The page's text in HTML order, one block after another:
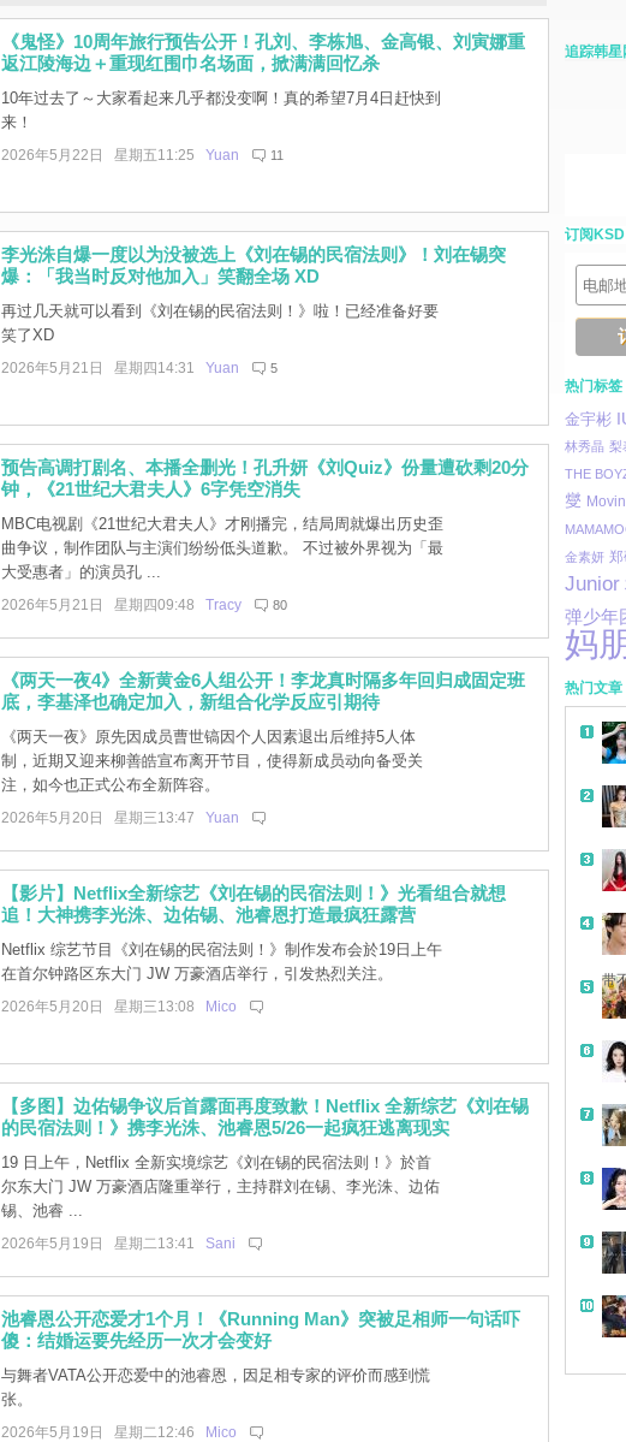
《鬼怪》10周年旅行预告公开！孔刘、李栋旭、金高银、刘寅娜重
返江陵海边＋重现红围巾名场面，掀满满回忆杀
10年过去了～大家看起来几乎都没变啊！真的希望7月4日赶快到
来！
2026年5月22日 星期五11:25 Yuan 11
李光洙自爆一度以为没被选上《刘在锡的民宿法则》！刘在锡突
爆：「我当时反对他加入」笑翻全场 XD
再过几天就可以看到《刘在锡的民宿法则！》啦！已经准备好要
笑了XD
2026年5月21日 星期四14:31 Yuan 5
预告高调打剧名、本播全删光！孔升妍《刘Quiz》份量遭砍剩20分
钟，《21世纪大君夫人》6字凭空消失
MBC电视剧《21世纪大君夫人》才刚播完，结局周就爆出历史歪
曲争议，制作团队与主演们纷纷低头道歉。 不过被外界视为「最
大受惠者」的演员孔 ...
2026年5月21日 星期四09:48 Tracy 80
《两天一夜4》全新黄金6人组公开！李龙真时隔多年回归成固定班
底，李基泽也确定加入，新组合化学反应引期待
《两天一夜》原先因成员曹世镐因个人因素退出后维持5人体
制，近期又迎来柳善皓宣布离开节目，使得新成员动向备受关
注，如今也正式公布全新阵容。
2026年5月20日 星期三13:47 Yuan
【影片】Netflix全新综艺《刘在锡的民宿法则！》光看组合就想
追！大神携李光洙、边佑锡、池睿恩打造最疯狂露营
Netflix 综艺节目《刘在锡的民宿法则！》制作发布会於19日上午
在首尔钟路区东大门 JW 万豪酒店举行，引发热烈关注。
2026年5月20日 星期三13:08 Mico
【多图】边佑锡争议后首露面再度致歉！Netflix 全新综艺《刘在锡
的民宿法则！》携李光洙、池睿恩5/26一起疯狂逃离现实
19 日上午，Netflix 全新实境综艺《刘在锡的民宿法则！》於首
尔东大门 JW 万豪酒店隆重举行，主持群刘在锡、李光洙、边佑
锡、池睿 ...
2026年5月19日 星期二13:41 Sani
池睿恩公开恋爱才1个月！《Running Man》突被足相师一句话吓
傻：结婚运要先经历一次才会变好
与舞者VATA公开恋爱中的池睿恩，因足相专家的评价而感到慌
张。
2026年5月19日 星期二12:46 Mico
追踪韩星
订阅KSD
热门标签
金宇彬
林秀晶 梨
THE
燮
金素妍 郑
Junior
弹少年
妈
热门文章
带